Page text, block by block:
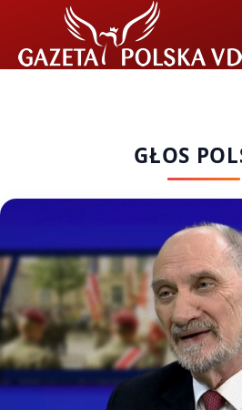
Przejdź do treści
GŁOS